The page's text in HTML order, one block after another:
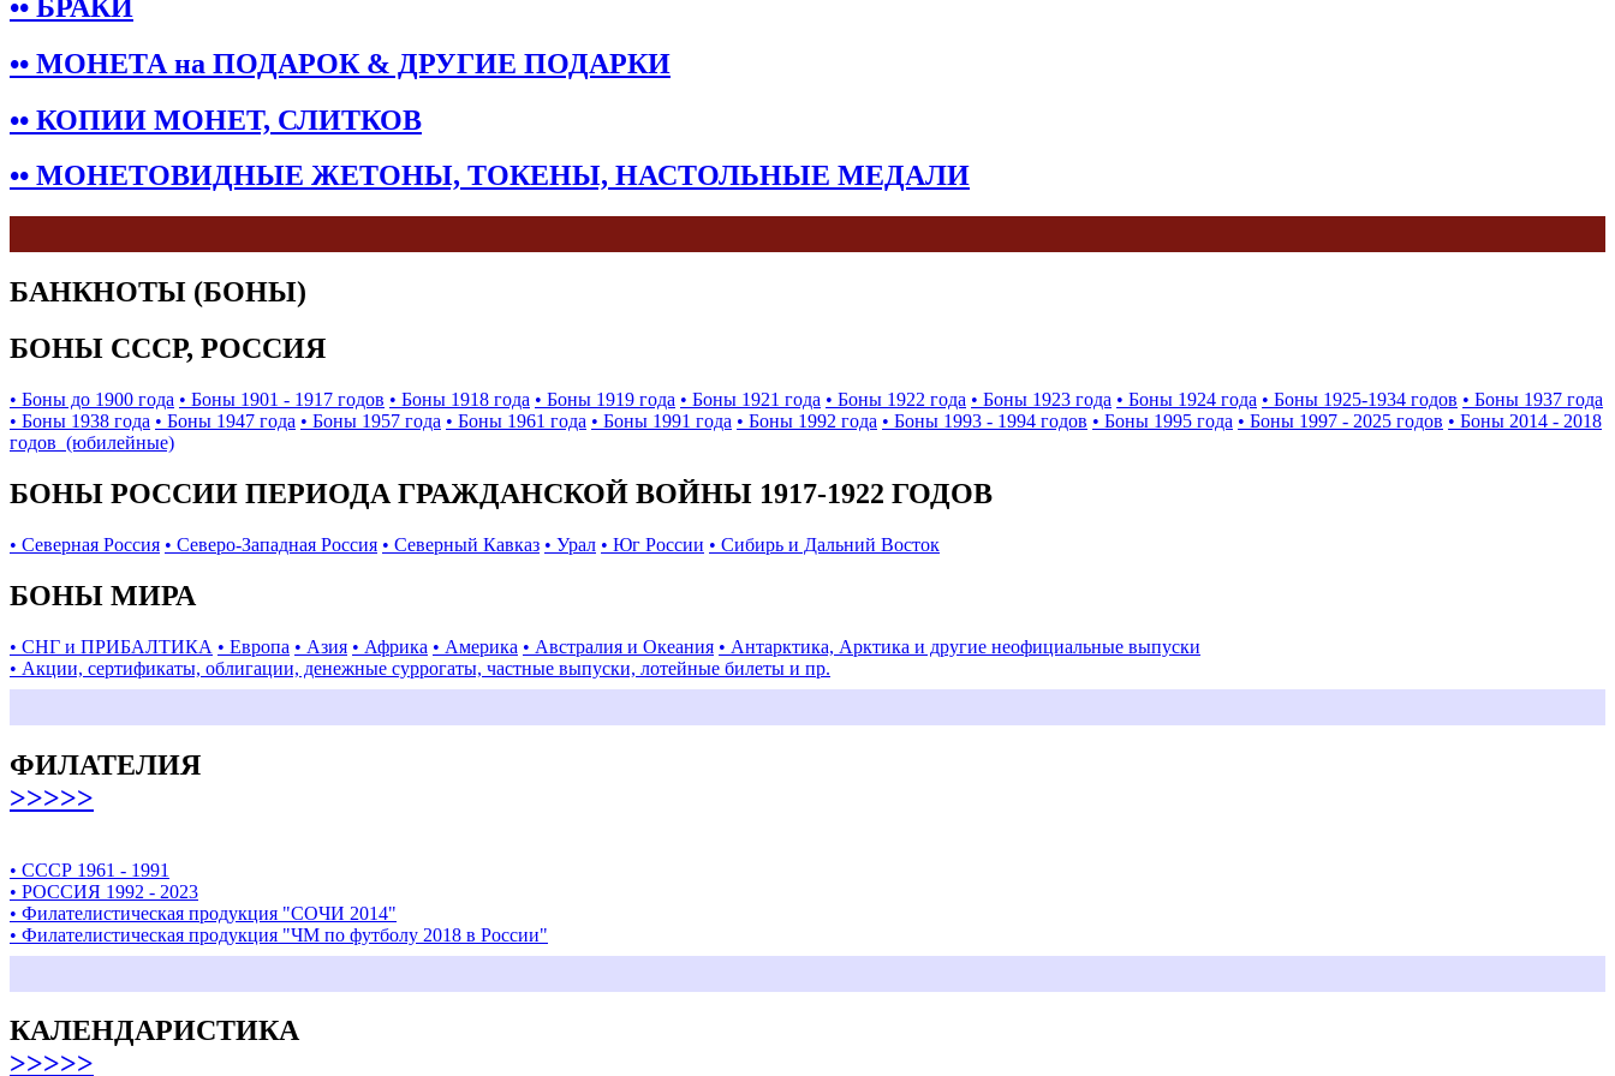
•• БРАКИ
•• МОНЕТА на ПОДАРОК & ДРУГИЕ ПОДАРКИ
•• КОПИИ МОНЕТ, СЛИТКОВ
•• МОНЕТОВИДНЫЕ ЖЕТОНЫ, ТОКЕНЫ, НАСТОЛЬНЫЕ МЕДАЛИ
БАНКНОТЫ (БОНЫ)
БОНЫ СССР, РОССИЯ
• Боны до 1900 года • Боны 1901 - 1917 годов • Боны 1918 года • Боны 1919 года • Боны 1921 года • Боны 1922 года • Боны 1923 года • Боны 1924 года • Боны 1925-1934 годов • Боны 1937 года
• Боны 1938 года • Боны 1947 года • Боны 1957 года • Боны 1961 года • Боны 1991 года • Боны 1992 года • Боны 1993 - 1994 годов • Боны 1995 года • Боны 1997 - 2025 годов • Боны 2014 - 2018
годов (юбилейные)
БОНЫ РОССИИ ПЕРИОДА ГРАЖДАНСКОЙ ВОЙНЫ 1917-1922 ГОДОВ
• Северная Россия • Северо-Западная Россия • Северный Кавказ • Урал • Юг России • Сибирь и Дальний Восток
БОНЫ МИРА
• СНГ и ПРИБАЛТИКА • Европа • Азия • Африка • Америка • Австралия и Океания • Антарктика, Арктика и другие неофициальные выпуски
• Акции, сертификаты, облигации, денежные суррогаты, частные выпуски, лотейные билеты и пр.
ФИЛАТЕЛИЯ
>>>>>
• СССР 1961 - 1991
• РОССИЯ 1992 - 2023
• Филателистическая продукция "СОЧИ 2014"
• Филателистическая продукция "ЧМ по футболу 2018 в России"
КАЛЕНДАРИСТИКА
>>>>>